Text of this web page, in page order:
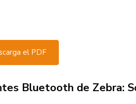
el PDF
Bluetooth de Zebra: